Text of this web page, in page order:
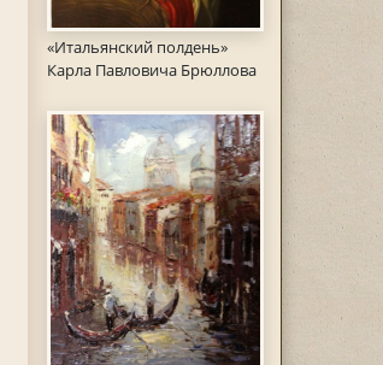
«Итальянский полдень»
Карла Павловича Брюллова